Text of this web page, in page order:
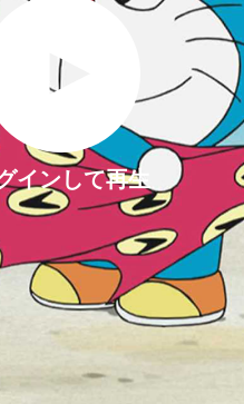
インして再生